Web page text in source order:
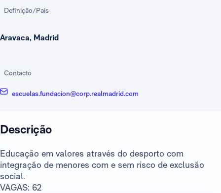
Definição/País
Aravaca, Madrid
Contacto
escuelas.fundacion@corp.realmadrid.com
Descrição
Educação em valores através do desporto com
integração de menores com e sem risco de exclusão
social.
VAGAS: 62